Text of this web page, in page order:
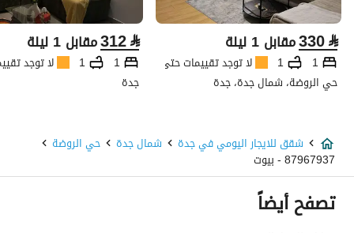
⃁
330مقابل 1 ليلة
1
1
لا توجد تقييمات حتى الآن
حي الروضة، شمال جدة، جدة
⃁
312مقابل 1 ليلة
1
1
لا توجد
جدة
شقق للايجار اليومي في جدة شمال جدة حي الروضة
87967937 - بيوت
تصفح أيضاً